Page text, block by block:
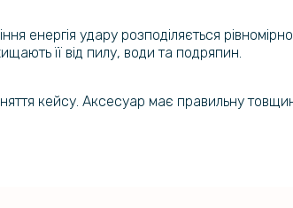
енергія удару розподіляється
її від пилу, води та подряпин.
кейсу. Аксесуар має правильну